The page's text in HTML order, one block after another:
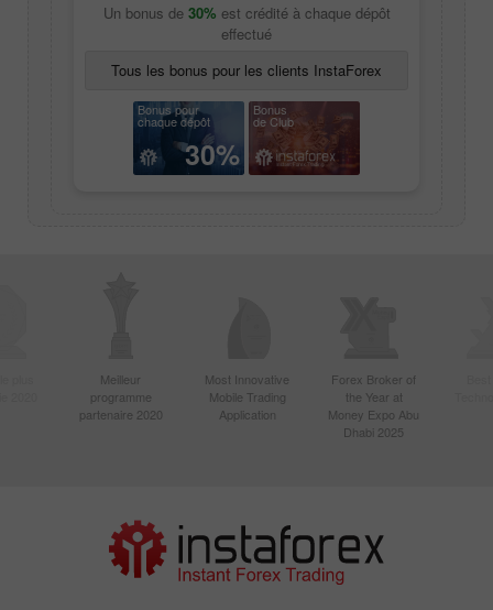
Un bonus de 30% est crédité à chaque dépôt
effectué
Tous les bonus pour les clients InstaForex
Bonus pour
chaque dépôt
30%
Bonus
de Club
Meilleur
programme
partenaire 2020
Most Innovative
Mobile Trading
Application
Forex Broker of
the Year at
Money Expo Abu
Dhabi 2025